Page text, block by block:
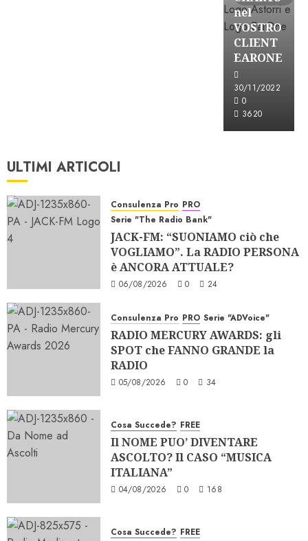
nel
VOSTRO
CLIENT
EARONE
30/11/2022
0
3620
ULTIMI ARTICOLI
Consulenza Pro PRO
Serie "The Radio Bank"
JACK-FM: “SUONIAMO ciò che
VOGLIAMO”. La RADIO PERSONA
è ANCORA ATTUALE?
06/08/2026 0 24
Consulenza Pro PRO Serie "ADVoice"
RADIO MERCURY AWARDS: gli
SPOT che FANNO GRANDE la
RADIO
05/08/2026 0 34
Cosa Succede? FREE
Il NOME PUO’ DIVENTARE
ASCOLTO? Il CASO “MUSICA
ITALIANA”
04/08/2026 0 168
Cosa Succede? FREE